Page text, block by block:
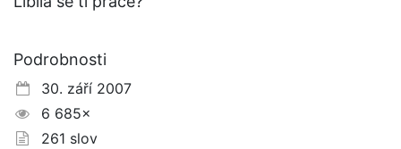
Podrobnosti
30. září 2007
6 685×
261 slov